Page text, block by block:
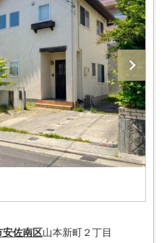
安佐南区山本新町２丁目